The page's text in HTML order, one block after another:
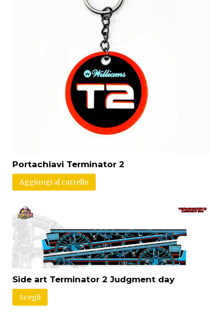
Portachiavi Terminator 2
Aggiungi al carrello
Side art Terminator 2 Judgment day
Scegli